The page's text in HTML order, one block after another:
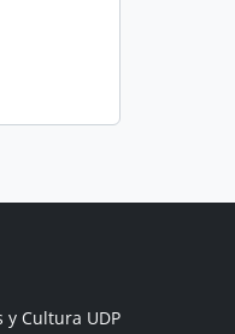
Cultura UDP